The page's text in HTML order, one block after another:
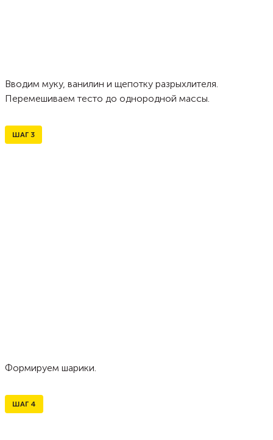
Вводим муку, ванилин и щепотку разрыхлителя.
Перемешиваем тесто до однородной массы.
ШАГ 3
Формируем шарики.
ШАГ 4